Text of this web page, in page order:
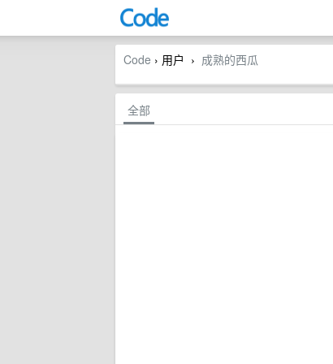
Code › 用户 › 成熟的西瓜
全部